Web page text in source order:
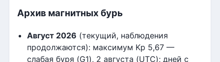
Архив магнитных бурь
Август 2026 (текущий, наблюдения
продолжаются): максимум Kp 5,67 —
слабая буря (G1), 2 августа (UTC); дней с